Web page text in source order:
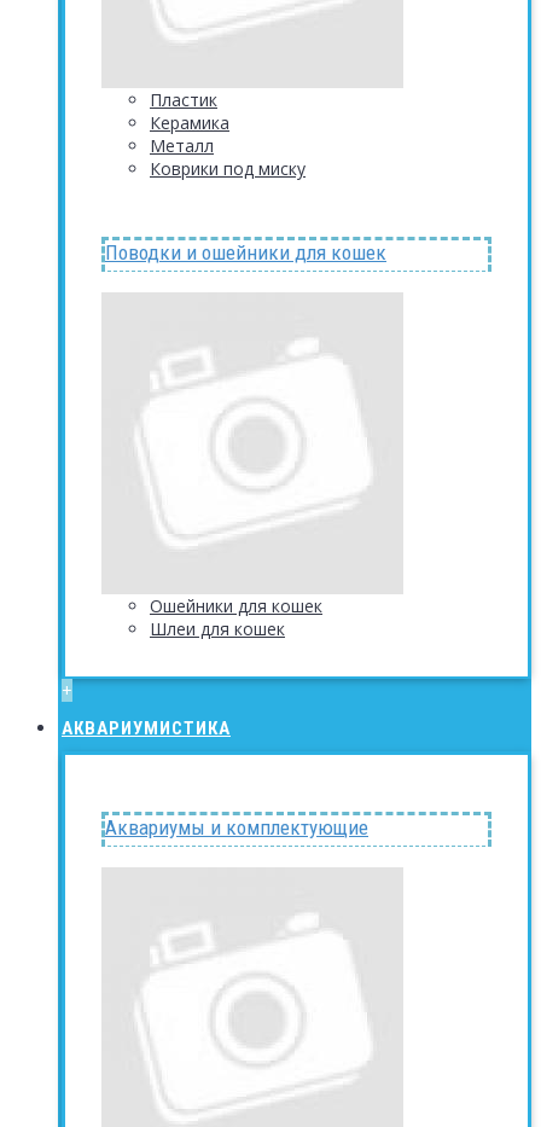
Пластик
Керамика
Металл
Коврики под миску
Поводки и ошейники для кошек
Ошейники для кошек
Шлеи для кошек
+
АКВАРИУМИСТИКА
Аквариумы и комплектующие